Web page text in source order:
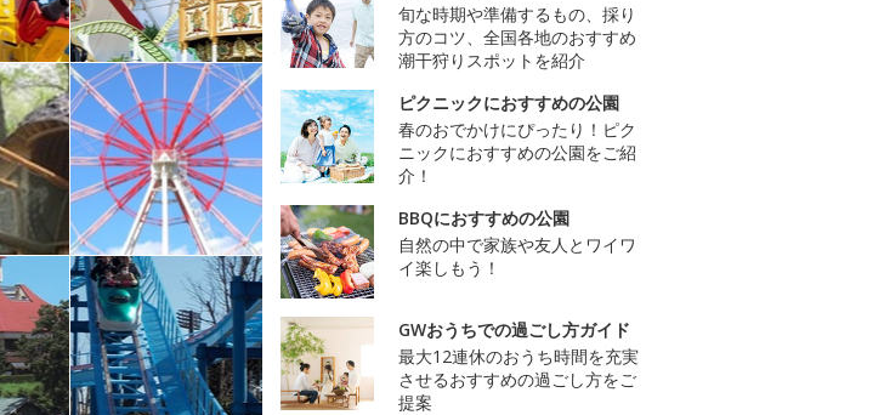
旬な時期や準備するもの、採り
方のコツ、全国各地のおすすめ
潮干狩りスポットを紹介
ピクニックにおすすめの公園
春のおでかけにぴったり！ピク
ニックにおすすめの公園をご紹
介！
BBQにおすすめの公園
自然の中で家族や友人とワイワ
イ楽しもう！
GWおうちでの過ごし方ガイド
最大12連休のおうち時間を充実
させるおすすめの過ごし方をご
提案